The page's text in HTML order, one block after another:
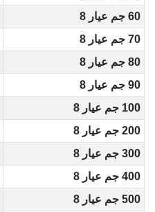
60 جم عيار 8
70 جم عيار 8
80 جم عيار 8
90 جم عيار 8
100 جم عيار 8
200 جم عيار 8
300 جم عيار 8
400 جم عيار 8
500 جم عيار 8